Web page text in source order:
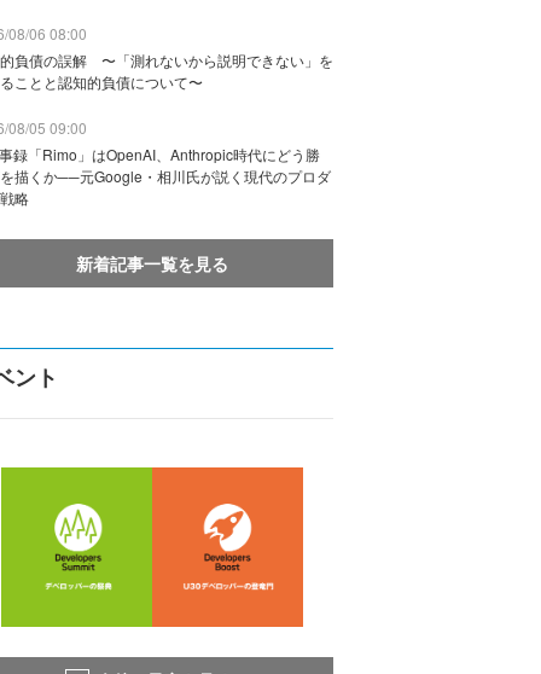
08/06 08:00
負債の誤解 〜「測れないから説明できない」を
ことと認知的負債について〜
08/05 09:00
録「Rimo」はOpenAI、Anthropic時代にどう勝
描くか──元Google・相川氏が説く現代のプロダ
略
新着記事一覧を見る
ント